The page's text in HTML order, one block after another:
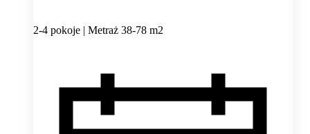
2-4 pokoje | Metraż 38-78 m2